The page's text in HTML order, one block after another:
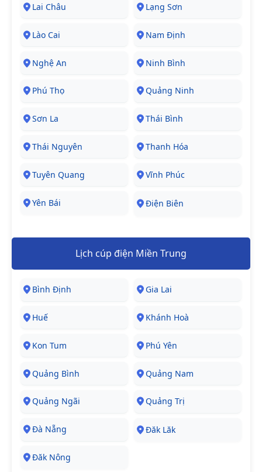
Lai Châu Lạng Sơn
Lào Cai Nam Định
Nghệ An Ninh Bình
Phú Thọ Quảng Ninh
Sơn La Thái Bình
Thái Nguyên Thanh Hóa
Tuyên Quang Vĩnh Phúc
Yên Bái Điện Biên
Lịch cúp điện Miền Trung
Bình Định Gia Lai
Huế Khánh Hoà
Kon Tum Phú Yên
Quảng Bình Quảng Nam
Quảng Ngãi Quảng Trị
Đà Nẵng Đăk Lăk
Đăk Nông